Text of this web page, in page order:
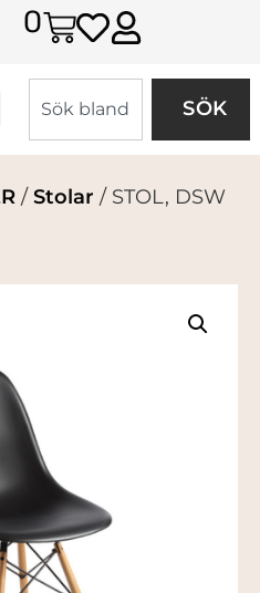
0
SÖK
/ Stolar / STOL, DSW